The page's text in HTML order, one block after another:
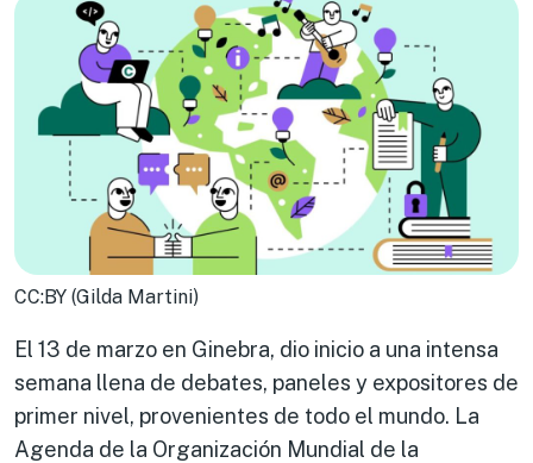
CC:BY (Gilda Martini)
El 13 de marzo en Ginebra, dio inicio a una intensa
semana llena de debates, paneles y expositores de
primer nivel, provenientes de todo el mundo. La
Agenda de la Organización Mundial de la